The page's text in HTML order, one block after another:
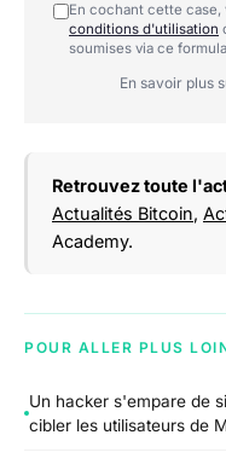
En cochant cette
conditions d'utilisation
soumises via ce
En savoir plus
Retrouvez toute
Actualités Bitcoin,
Academy.
POUR ALLER PLUS
Un hacker s'empare de
cibler les utilisateurs de